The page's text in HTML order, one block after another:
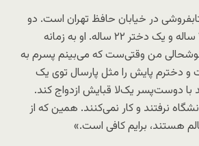
در خیابان حافظ تهران است. دو
فرزند دارد. یک پسر ۲۵ ساله و یک دختر ۲۲ ساله. او به زمانه
من وقتی‌ست که می‌بینم پسرم به
و دخترم پایش را مثل پارسال توی یک
دوست‌پسر یک‌لا قبایش ازدواج کند.
نرفتند و کار نمی‌کنند. همین که از
هستند، برایم کافی است.»